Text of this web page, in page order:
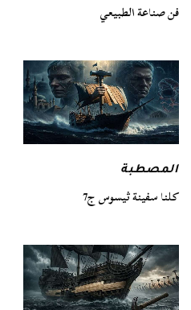
فن صناعة الطبيعي
المصطبة
كلنا سفينة ثيسوس ج7